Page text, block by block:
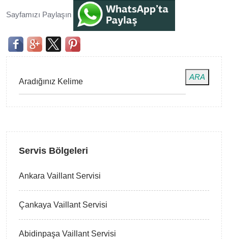
Sayfamızı Paylaşın
ARA
Servis Bölgeleri
Ankara Vaillant Servisi
Çankaya Vaillant Servisi
Abidinpaşa Vaillant Servisi